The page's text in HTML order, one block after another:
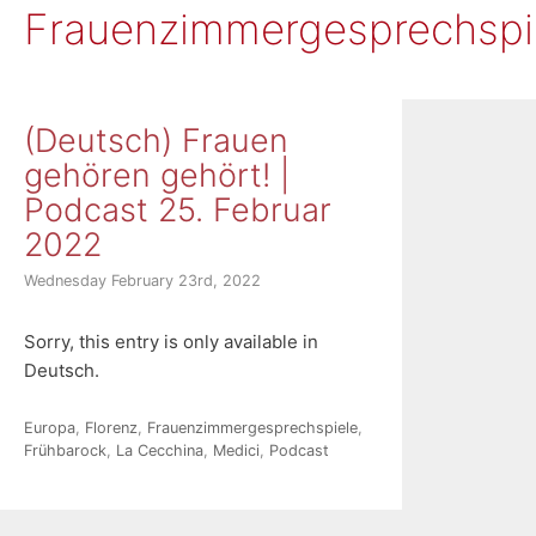
(Deutsch) Frauen
gehören gehört! |
Podcast 25. Februar
2022
Wednesday February 23rd, 2022
Sorry, this entry is only available in
Deutsch.
Categories
Tags
Europa Florenz Frauenzimmergesprechspiele
Frühbarock
La Cecchina Medici Podcast